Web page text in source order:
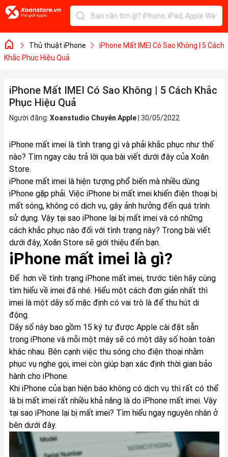
Thủ thuật iPhone
iPhone Mất IMEI Có Sao Không | 5 Cách
Khắc Phục Hiệu Quả
iPhone Mất IMEI Có Sao Không | 5 Cách Khắc
Phục Hiệu Quả
Người đăng: Xoanstudio Chuyên Apple| 30/05/2022
iPhone mất imei là tình trạng gì và phải khắc phục như thế
nào? Tìm ngay câu trả lời qua bài viết dưới đây của Xoăn
Store.
iPhone mất imei là hiện tượng phổ biến mà nhiều dùng
iPhonegặp phải. Việc iPhone bị mất imei khiến điện thoại bị
mất sóng, không có dịch vụ, gây ảnh hưởng đến quá trình
sử dụng. Vậy tại sao iPhone lại bị mất imei và có những
cách khắc phục nào đối với tình trạng này? Trong bài viết
dưới đây, Xoăn Store sẽ giới thiệu đến bạn.
iPhone mất imei là gì?
Để hơn về tình trạng iPhone mất imei, trước tiên hãy cùng
tìm hiểu về imei đã nhé. Hiểu một cách đơn giản nhất thì
imei là một dãy số mặc định có vai trò là để thu hút di
động.
Dãy số này bao gồm 15 ký tự được Apple cài đặt sẵn
trong iPhone và mỗi một máy sẽ có một dãy số hoàn toàn
khác nhau. Bên cạnh việc thu sóng cho điện thoại nhằm
phục vụ nghe gọi, imei còn giúp bạn xác định thời gian bảo
hành cho iPhone.
Khi iPhone của bạn hiện báo không có dịch vụ thì rất có thể
là bị mất imei rất nhiều khả năng là do iPhone mất imei. Vậy
tại sao iPhone lại bị mất imei? Tìm hiểu ngay nguyên nhân ở
bên dưới đây.